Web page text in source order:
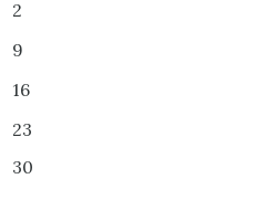
2
9
16
23
30